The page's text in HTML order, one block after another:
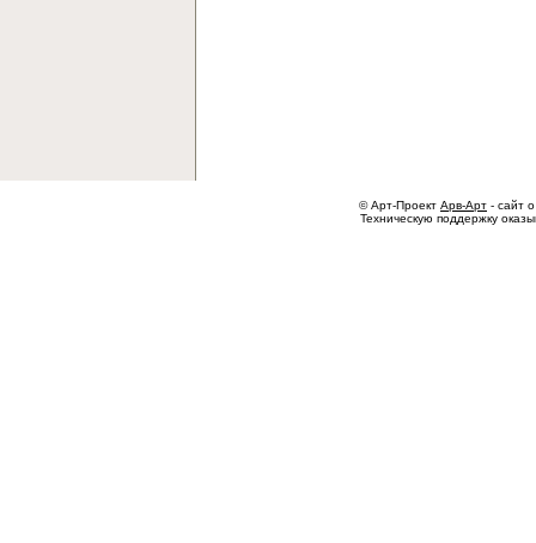
© Арт-Проект Арв-Арт - сайт
Техническую поддержку